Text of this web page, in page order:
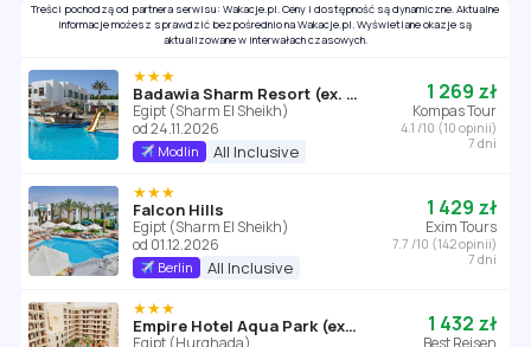
Treści pochodzą od partnera serwisu: Wakacje.pl. Ceny i dostępność są dynamiczne. Aktualne
informacje możesz sprawdzić bezpośrednio na Wakacje.pl. Wyświetlane okazje są
aktualizowane w interwałach czasowych.
★★★
Badawia Sharm Resort (ex. All Seasons Badawia)
Egipt (Sharm El Sheikh)
od 24.11.2026
Modlin All Inclusive
1 269 zł
Kompas Tour
4.1 /10 (10 opinii)
7 dni
★★★
Falcon Hills
Egipt (Sharm El Sheikh)
od 01.12.2026
Berlin All Inclusive
1 429 zł
Exim Tours
7.7 /10 (142 opinii)
7 dni
★★★
Empire Hotel Aqua Park (ex. Triton Empire Hotel Hurghada)
Egipt (Hurghada)
1 432 zł
Best Reisen